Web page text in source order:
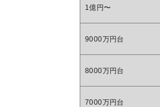
1億円〜
9000万円台
8000万円台
7000万円台